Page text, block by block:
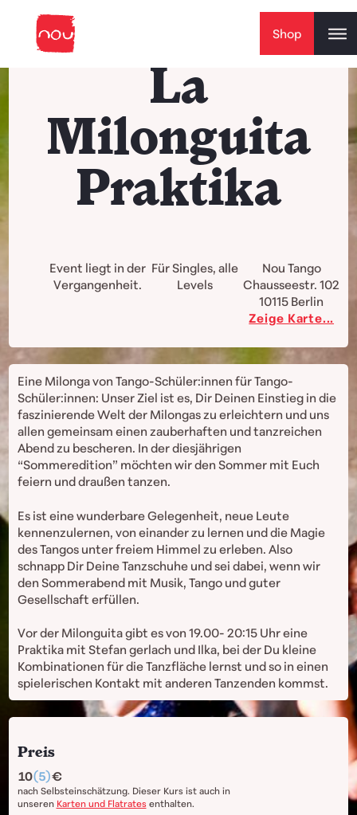
Shop
La
Milonguita
Praktika
Event liegt in der
Vergangenheit.
Für Singles, alle
Levels
Nou Tango
Chausseestr. 102
10115 Berlin
Zeige Karte...
Eine Milonga von Tango-Schüler:innen für Tango-
Schüler:innen: Unser Ziel ist es, Dir Deinen Einstieg in die
faszinierende Welt der Milongas zu erleichtern und uns
allen gemeinsam einen zauberhaften und tanzreichen
Abend zu bescheren. In der diesjährigen
“Sommeredition” möchten wir den Sommer mit Euch
feiern und draußen tanzen.
Es ist eine wunderbare Gelegenheit, neue Leute
kennenzulernen, von einander zu lernen und die Magie
des Tangos unter freiem Himmel zu erleben. Also
schnapp Dir Deine Tanzschuhe und sei dabei, wenn wir
den Sommerabend mit Musik, Tango und guter
Gesellschaft erfüllen.
Vor der Milonguita gibt es von 19.00- 20:15 Uhr eine
Praktika mit Stefan gerlach und Ilka, bei der Du kleine
Kombinationen für die Tanzfläche lernst und so in einen
spielerischen Kontakt mit anderen Tanzenden kommst.
Preis
nach Selbsteinschätzung. Dieser Kurs ist auch in
unseren Karten und Flatrates enthalten.
10(5)